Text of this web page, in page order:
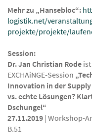
Mehr zu „Hansebloc“:
logistik.net/
projekte/projekte/
Session:
Dr. Jan Christian Rode
EXCHAiNGE-Session
Innovation in der
vs. echte Lösungen?
Dschungel“
27.11.2019 | Workshop-
B.51